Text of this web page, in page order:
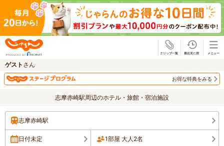
ゲスト さん
お得な特典をみる
志摩赤崎駅周辺のホテル・旅館・宿泊施設
志摩赤崎駅
日付未定 1部屋 大人2名